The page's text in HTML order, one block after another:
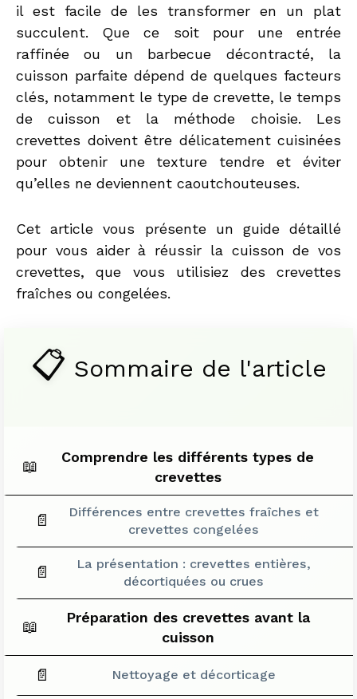
il est facile de les transformer en un plat
succulent. Que ce soit pour une entrée
raffinée ou un barbecue décontracté, la
cuisson parfaite dépend de quelques facteurs
clés, notamment le type de crevette, le temps
de cuisson et la méthode choisie. Les
crevettes doivent être délicatement cuisinées
pour obtenir une texture tendre et éviter
qu’elles ne deviennent caoutchouteuses.
Cet article vous présente un guide détaillé
pour vous aider à réussir la cuisson de vos
crevettes, que vous utilisiez des crevettes
fraîches ou congelées.
📋 Sommaire de l'article
📖
Comprendre les différents types de
crevettes
📄
Différences entre crevettes fraîches et
crevettes congelées
📄
La présentation : crevettes entières,
décortiquées ou crues
📖
Préparation des crevettes avant la
cuisson
📄 Nettoyage et décorticage